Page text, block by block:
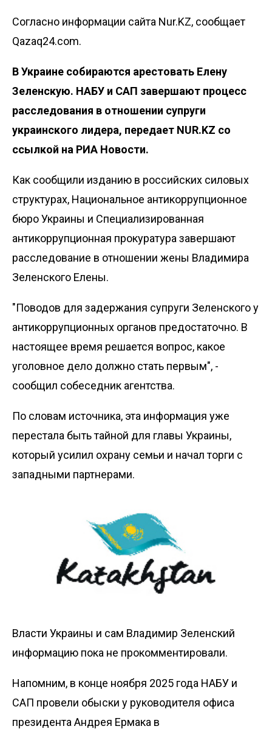
Согласно информации сайта Nur.KZ, сообщает
Qazaq24.com.
В Украине собираются арестовать Елену
Зеленскую. НАБУ и САП завершают процесс
расследования в отношении супруги
украинского лидера, передает NUR.KZ со
ссылкой на РИА Новости.
Как сообщили изданию в российских силовых
структурах, Национальное антикоррупционное
бюро Украины и Специализированная
антикоррупционная прокуратура завершают
расследование в отношении жены Владимира
Зеленского Елены.
"Поводов для задержания супруги Зеленского у
антикоррупционных органов предостаточно. В
настоящее время решается вопрос, какое
уголовное дело должно стать первым", -
сообщил собеседник агентства.
По словам источника, эта информация уже
перестала быть тайной для главы Украины,
который усилил охрану семьи и начал торги с
западными партнерами.
Власти Украины и сам Владимир Зеленский
информацию пока не прокомментировали.
Напомним, в конце ноября 2025 года НАБУ и
САП провели обыски у руководителя офиса
президента Андрея Ермака в